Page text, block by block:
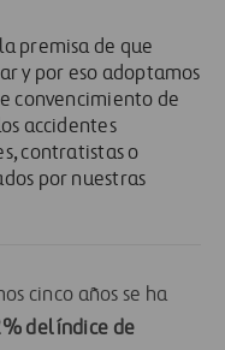
premisa de que
y por eso adoptamos
convencimiento de
accidentes
contratistas o
por nuestras
cinco años se ha
del índice de